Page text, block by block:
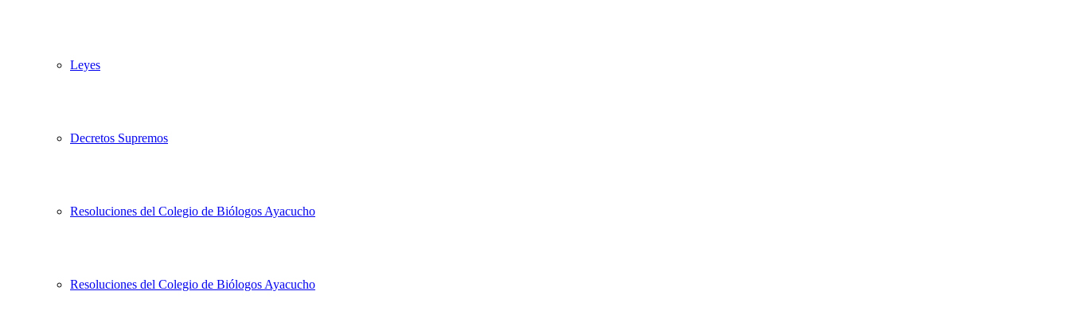
Leyes
Decretos Supremos
Resoluciones del Colegio de Biólogos Ayacucho
Resoluciones del Colegio de Biólogos Ayacucho